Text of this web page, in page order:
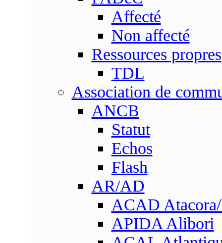
Affecté
Non affecté
Ressources propres
TDL
Association de
ANCB
Statut
Echos
Flash
AR/AD
ACAD
APIDA Alibori